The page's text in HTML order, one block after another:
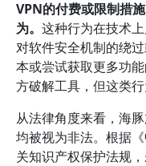
VPN的付费或限制措
为。 这种行为在技术
对软件安全机制的绕
本或尝试获取更多功
方破解工具，但这类
从法律角度来看，海
均被视为非法。根据
关知识产权保护法规